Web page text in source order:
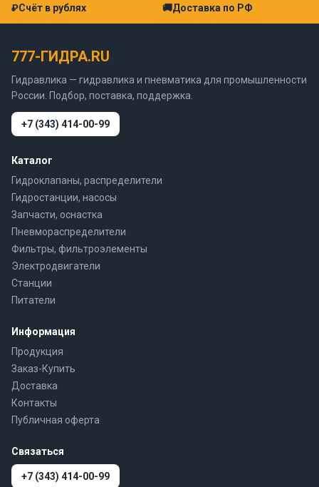
₽Счёт в рублях 🚚Доставка по РФ
777-ГИДРА.RU
Гидравлика — гидравлика и пневматика для промышленности
России. Подбор, поставка, поддержка.
+7 (343) 414-00-99
Каталог
Гидроклапаны, распределители
Гидростанции, насосы
Запчасти, оснастка
Пневмораспределители
Фильтры, фильтроэлементы
Электродвигатели
Станции
Питатели
Информация
Продукция
Заказ-Купить
Доставка
Контакты
Публичная оферта
Связаться
+7 (343) 414-00-99